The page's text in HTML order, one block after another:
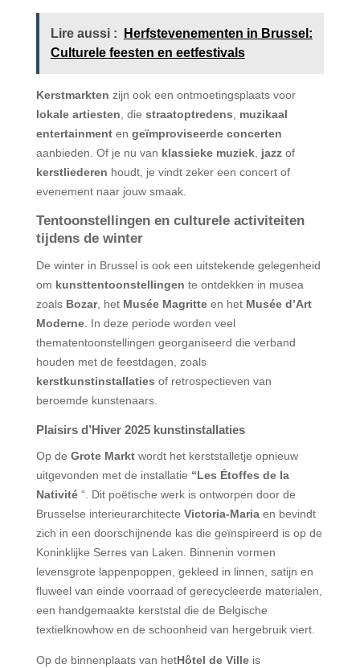
Lire aussi :
Herfstevenementen in Brussel:
Culturele feesten en eetfestivals
Kerstmarkten zijn ook een ontmoetingsplaats voor
lokale artiesten , die straatoptredens
muzikaal
entertainmenten geïmproviseerde concerten
aanbieden. Of je nu van klassieke muziek, jazzof
kerstliederen houdt, je vindt zeker een concert of
evenement naar jouw smaak.
Tentoonstellingen en culturele activiteiten
tijdens de winter
De winter in Brussel is ook een uitstekende gelegenheid
om kunsttentoonstellingen te ontdekken in musea
zoals Bozar, het Musée Magritteen het Musée d’Art
Moderne. In deze periode worden veel
thematentoonstellingen georganiseerd die verband
houden met de feestdagen, zoals
kerstkunstinstallaties of retrospectieven van
beroemde kunstenaars.
Plaisirs d’Hiver 2025 kunstinstallaties
Op de Grote Marktwordt het kerststalletje opnieuw
uitgevonden met de installatie “Les Étoffes de la
Nativité“. Dit poëtische werk is ontworpen door de
Brusselse interieurarchitecte Victoria-Mariaen bevindt
zich in een doorschijnende kas die geïnspireerd is op de
Koninklijke Serres van Laken. Binnenin vormen
levensgrote lappenpoppen, gekleed in linnen, satijn en
fluweel van einde voorraad of gerecycleerde materialen,
een handgemaakte kerststal die de Belgische
textielknowhow en de schoonheid van hergebruik viert.
Op de binnenplaats van hetHôtel de Villeis